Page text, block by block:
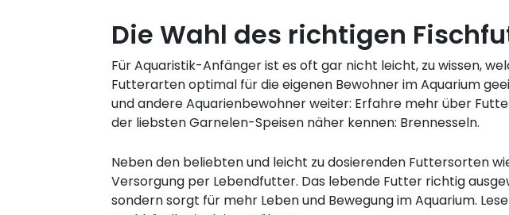
Die Wahl des richtigen
Für Aquaristik-Anfänger ist es oft gar nicht leicht, zu wissen,
Futterarten optimal für die eigenen Bewohner im Aquarium
und andere Aquarienbewohner weiter: Erfahre mehr über
der liebsten Garnelen-Speisen näher kennen: Brennesseln.
Neben den beliebten und leicht zu dosierenden Futtersorten
Versorgung per Lebendfutter. Das lebende Futter richtig
sondern sorgt für mehr Leben und Bewegung im Aquarium.